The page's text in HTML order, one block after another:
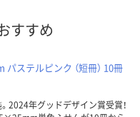
すすめ
ステルピンク （短冊） 10冊
2024年グッドデザイン賞受賞！